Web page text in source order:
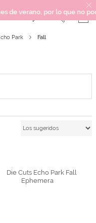
verano, por lo que no
Park Fall